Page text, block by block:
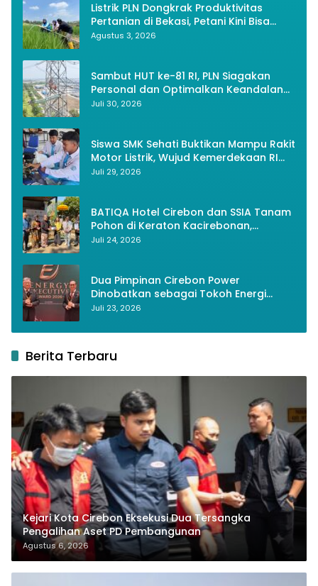
Listrik PLN Dongkrak Produktivitas
Pertanian di Bekasi, Petani Kini Bisa
Panen Tiga Kali Setahun
Agustus 3, 2026
Sambut HUT ke-81 RI, PLN Siagakan
Personal dan Optimalkan Keandalan
Instalasi Transmisi
Juli 30, 2026
Siswa SMK Sehati Buktikan Mampu Rakit
Motor Listrik, Wujud Kemerdekaan RI
Melalui Inovasi dan Kemandirian
Juli 29, 2026
BATIQA Hotel Cirebon dan SSIA Tanam
Pohon di Keraton Kacirebonan,
Lestarikan Budaya dan Lingkungan
Juli 24, 2026
Dua Pimpinan Cirebon Power
Dinobatkan sebagai Tokoh Energi
Berkelanjutan 2026
Juli 23, 2026
Berita Terbaru
Kejari Kota Cirebon Eksekusi Dua Tersangka
Pengalihan Aset PD Pembangunan
Agustus 6, 2026